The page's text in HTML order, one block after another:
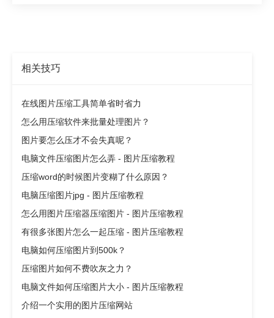
相关技巧
在线图片压缩工具简单省时省力
怎么用压缩软件来批量处理图片？
图片要怎么压才不会失真呢？
电脑文件压缩图片怎么弄 - 图片压缩教程
压缩word的时候图片变糊了什么原因？
电脑压缩图片jpg - 图片压缩教程
怎么用图片压缩器压缩图片 - 图片压缩教程
有很多张图片怎么一起压缩 - 图片压缩教程
电脑如何压缩图片到500k？
压缩图片如何不费吹灰之力？
电脑文件如何压缩图片大小 - 图片压缩教程
介绍一个实用的图片压缩网站